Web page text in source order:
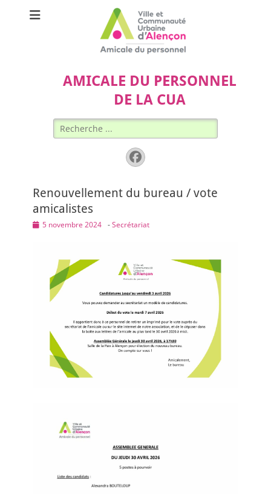
AMICALE DU PERSONNEL
DE LA CUA
Rechercher :
Facebook
Renouvellement du bureau / vote
amicalistes
Posted
5 novembre 2024 -Secrétariat